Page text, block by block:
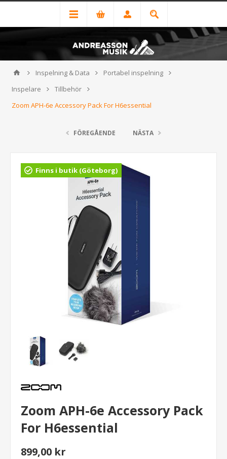
Inspelning & Data
Portabel inspelning
Inspelare
Tillbehör
Zoom APH-6e Accessory Pack For H6essential
FÖREGÅENDE NÄSTA
Finns i butik (Göteborg)
Zoom APH-6e Accessory Pack
For H6essential
899,00 kr